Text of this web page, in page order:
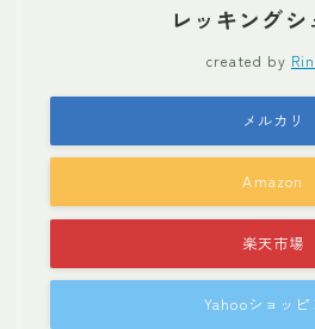
レッキングシ
created by
メルカリ
Amazon
楽天市場
Yahooショッピ